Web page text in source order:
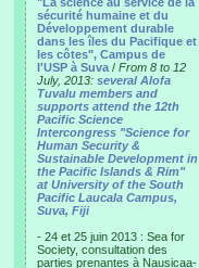
sécurité humaine et du
Développement durable
dans les îles du Pacifique et
les côtes", Campus de
l'USP à Suva / From 8 to 12
July, 2013: several Alofa
Tuvalu members and
supports attend the 12th
Pacific Science
Intercongress "Science for
Human Security &
Sustainable Development in
the Pacific Islands & Rim"
at University of the South
Pacific Laucala Campus,
Suva, Fiji
- 24 et 25 juin 2013 : Sea for
Society, consultation des
parties prenantes à Nausicaa-